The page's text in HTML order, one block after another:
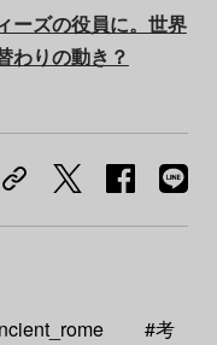
ーズの役員に。世界
わりの動き？
#考